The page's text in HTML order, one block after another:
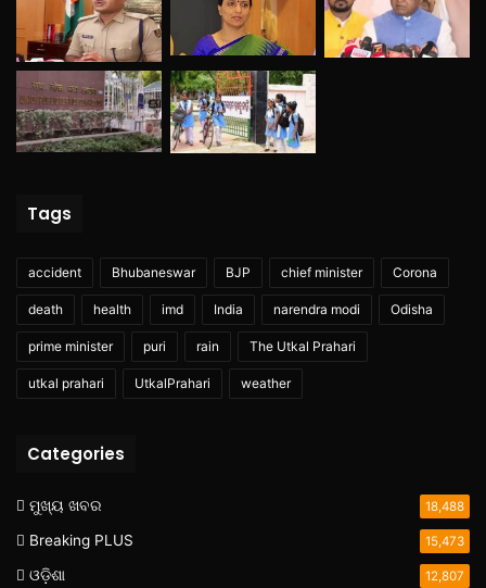
Tags
accident Bhubaneswar BJP chief minister Corona
death health imd India narendra modi Odisha
prime minister puri rain The Utkal Prahari
utkal prahari UtkalPrahari weather
Categories
ମୁଖ୍ୟ ଖବର 18,488
Breaking PLUS 15,473
ଓଡ଼ିଶା 12,807